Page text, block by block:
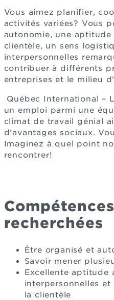
Vous aimez planifier,
activités variées? Vous
autonomie, une aptitude
clientèle, un sens
interpersonnelles
contribuer à différents
entreprises et le milieu
Québec International –
un emploi parmi une
climat de travail génial
d’avantages sociaux.
Imaginez à quel point
rencontrer!
recherchées
Être organisé et
Savoir mener
Excellente aptitude
interpersonnelles
la clientèle